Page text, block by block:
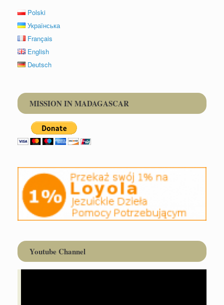
Polski
Українська
Français
English
Deutsch
MISSION IN MADAGASCAR
Youtube Channel